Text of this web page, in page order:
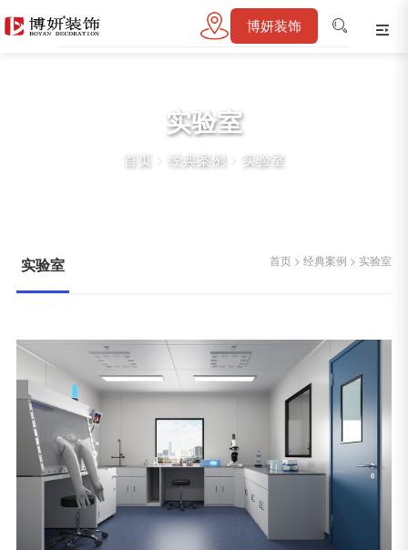
博妍装饰
实验室
首页 > 经典案例> 实验室
实验室 首页 >经典案例 > 实验室